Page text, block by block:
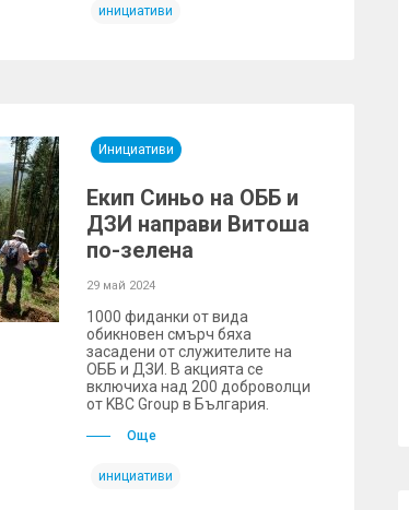
инициативи
Инициативи
Екип Синьо на ОББ и
ДЗИ направи Витоша
по-зелена
29 май 2024
1000 фиданки от вида
обикновен смърч бяха
засадени от служителите на
ОББ и ДЗИ. В акцията се
включиха над 200 доброволци
от KBC Group в България.
Още
инициативи